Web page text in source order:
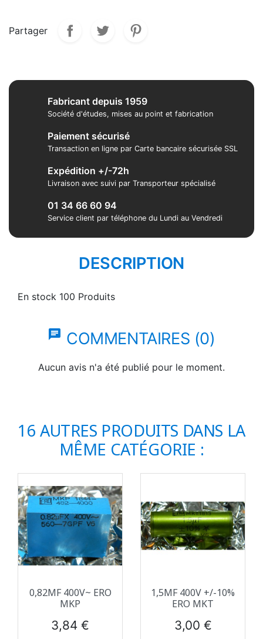
Partager
Fabricant depuis 1959
Société d'études, mises au point et fabrication
Paiement sécurisé
Transaction en ligne par Carte bancaire sécurisée SSL
Expédition +/-72h
Livraison avec suivi par Transporteur spécialisé
01 34 66 60 94
Service client par téléphone du Lundi au Vendredi
DESCRIPTION
En stock 100 Produits
chat COMMENTAIRES (0)
Aucun avis n'a été publié pour le moment.
16 AUTRES PRODUITS DANS LA
MÊME CATÉGORIE :
0,82ΜF 400V~ ERO
MKP
Prix
3,84 €
1,5ΜF 400V +/-10%
ERO MKT
Prix
3,00 €